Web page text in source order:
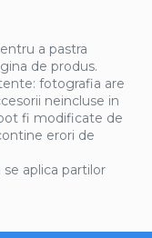
a pastra
de produs.
fotografia are
neincluse in
fi modificate de
erori de
se aplica partilor